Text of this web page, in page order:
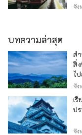
จัง
บทความล่าสุด
ส
สิ่
ไ
จัง
เ
ป
จัง